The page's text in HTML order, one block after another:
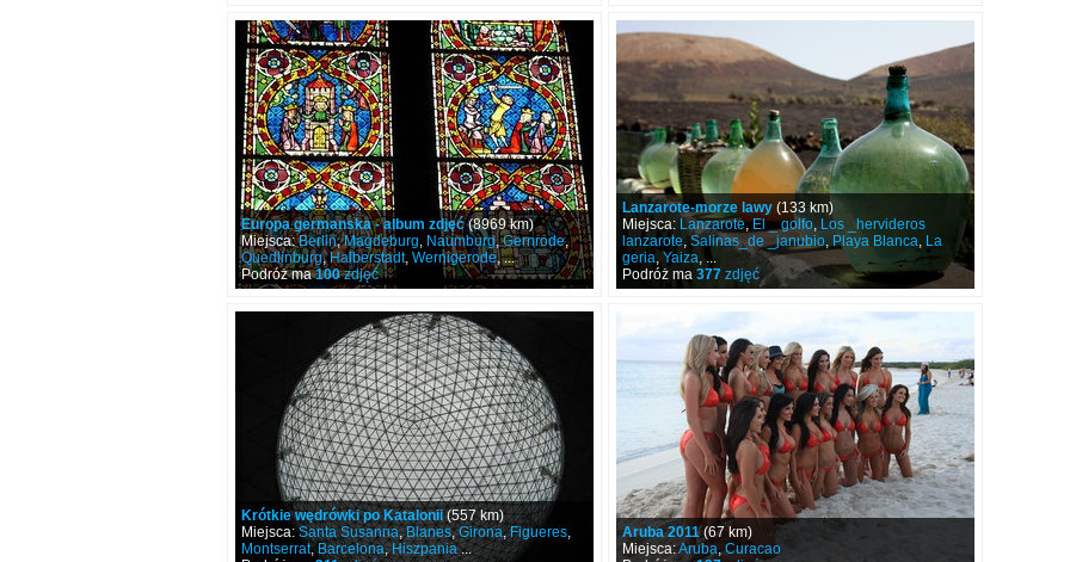
Europa germanska - album zdjęć(8969 km)
Miejsca:Berlin,Magdeburg, Naumburg,Gernrode,
Quedlinburg,Halberstadt, Wernigerode, ...
Podróż ma100zdjęć
Lanzarote-morze lawy(133 km)
Miejsca: Lanzarote,El _ golfo, Los _hervideros
lanzarote,Salinas_de _janubio, Playa Blanca, La
geria, Yaiza, ...
Podróż ma 377zdjęć
Krótkie wędrówki po Katalonii(557 km)
Miejsca:Santa Susanna,Blanes,Girona,Figueres,
Montserrat, Barcelona,Hiszpania...
Aruba 2011(67 km)
Miejsca:Aruba,Curacao